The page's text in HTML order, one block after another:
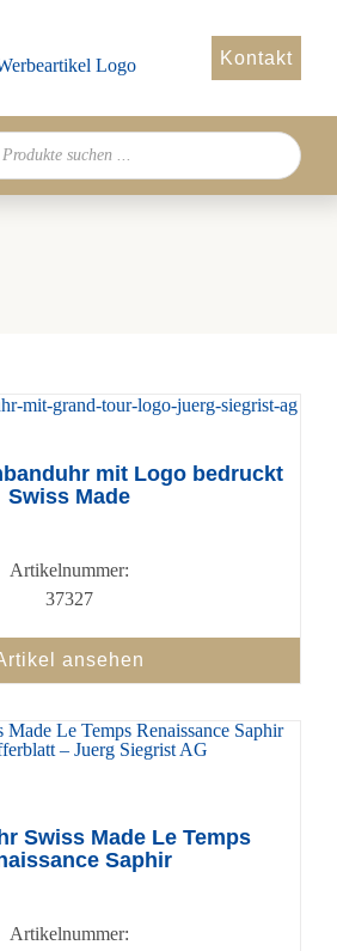
Kontakt
mit Logo bedruckt
Swiss Made
Artikelnummer:
37327
ansehen
Swiss Made Le Temps
Saphir
Artikelnummer: